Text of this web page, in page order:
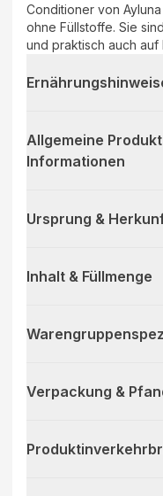
Conditioner von
ohne Füllstoffe. Sie
und praktisch auch auf
Allgemeine
Informationen
Ursprung &
Inhalt & Füllmenge
Verpackung &